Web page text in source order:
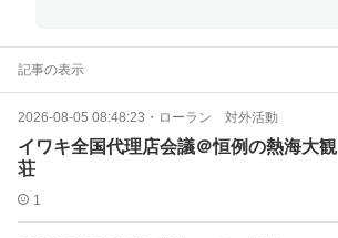
記事の表示
2026-08-05 08:48:23 ・ ローラン 対外活動
イワキ全国代理店会議＠恒例の熱海大観
荘
1